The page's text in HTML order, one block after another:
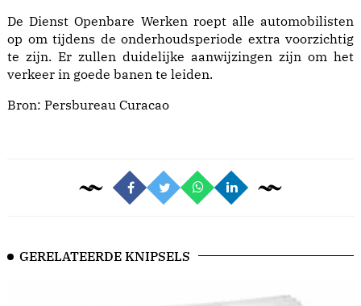
De Dienst Openbare Werken roept alle automobilisten
op om tijdens de onderhoudsperiode extra voorzichtig
te zijn. Er zullen duidelijke aanwijzingen zijn om het
verkeer in goede banen te leiden.
Bron: Persbureau Curacao
GERELATEERDE KNIPSELS